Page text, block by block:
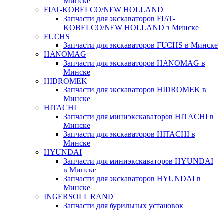
FIAT-KOBELCO/NEW HOLLAND
Запчасти для экскаваторов FIAT-
KOBELCO/NEW HOLLAND в Минске
FUCHS
Запчасти для экскаваторов FUCHS в Минске
HANOMAG
Запчасти для экскаваторов HANOMAG в
Минске
HIDROMEK
Запчасти для экскаваторов HIDROMEK в
Минске
HITACHI
Запчасти для миниэкскаваторов HITACHI в
Минске
Запчасти для экскаваторов HITACHI в
Минске
HYUNDAI
Запчасти для миниэкскаваторов HYUNDAI
в Минске
Запчасти для экскаваторов HYUNDAI в
Минске
INGERSOLL RAND
Запчасти для бурильных установок